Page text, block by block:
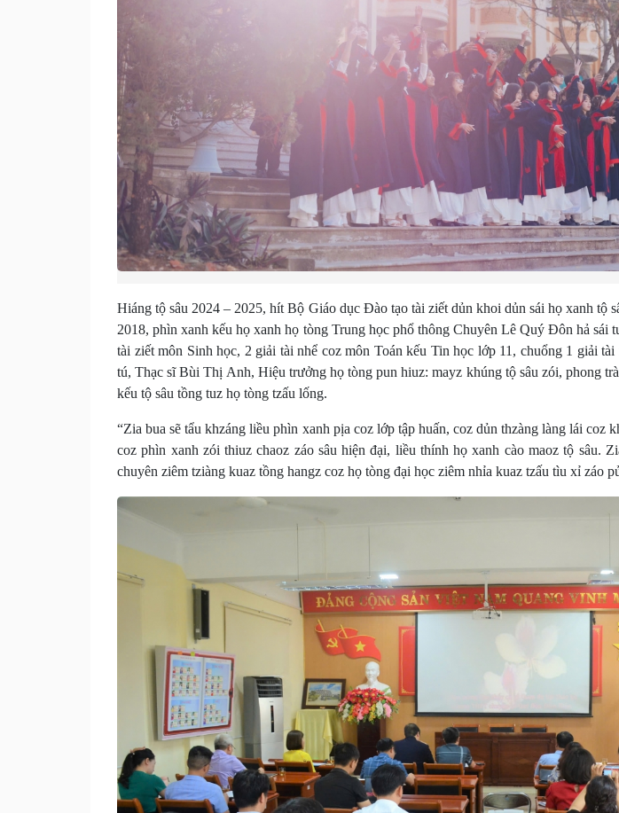
Hiáng tộ sâu 2024 – 2025, hít Bộ Giáo dục Đào tạo tài ziết dủn khoi dủn sái họ xanh tộ
2018, phìn xanh kếu họ xanh họ tòng Trung học phổ thông Chuyên Lê Quý Đôn hả sái
tài ziết môn Sinh học, 2 giải tài nhể coz môn Toán kếu Tin học lớp 11, chuổng 1 giải
tú, Thạc sĩ Bùi Thị Anh, Hiệu trưởng họ tòng pun hiuz: mayz khúng tộ sâu zói, phong
kếu tộ sâu tồng tuz họ tòng tzấu lống.
“Zia bua sẽ tẩu khzáng liều phìn xanh pịa coz lớp tập huấn, coz dủn thzàng làng lái coz
coz phìn xanh zói thiuz chaoz záo sâu hiện đại, liều thính họ xanh cào maoz tộ sâu.
chuyên ziêm tziàng kuaz tồng hangz coz họ tòng đại học ziêm nhỉa kuaz tzấu tìu xỉ záo